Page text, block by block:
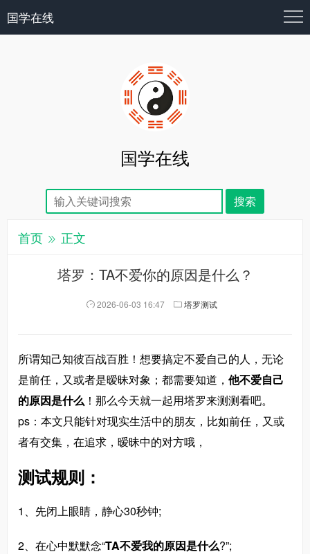
国学在线
国学在线
首页 正文
塔罗：TA不爱你的原因是什么？
2026-06-03 16:47 塔罗测试
所谓知己知彼百战百胜！想要搞定不爱自己的人，无论
是前任，又或者是暧昧对象；都需要知道， 他不爱自己
的原因是什么 ！那么今天就一起用塔罗来测测看吧。
ps：本文只能针对现实生活中的朋友，比如前任，又或
者有交集，在追求，暧昧中的对方哦，
测试规则：
1、先闭上眼睛，静心30秒钟;
2、在心中默默念“TA不爱我的原因是什么?”;